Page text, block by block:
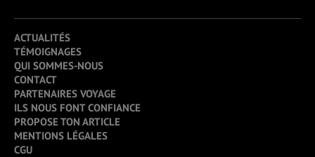
ACTUALITÉS
TÉMOIGNAGES
QUI SOMMES-NOUS
CONTACT
PARTENAIRES VOYAGE
ILS NOUS FONT CONFIANCE
PROPOSE TON ARTICLE
MENTIONS LÉGALES
CGU